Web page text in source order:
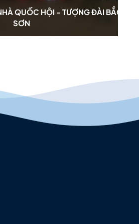
QUỐC HỘI - TƯỢNG ĐÀI BẮC
SƠN